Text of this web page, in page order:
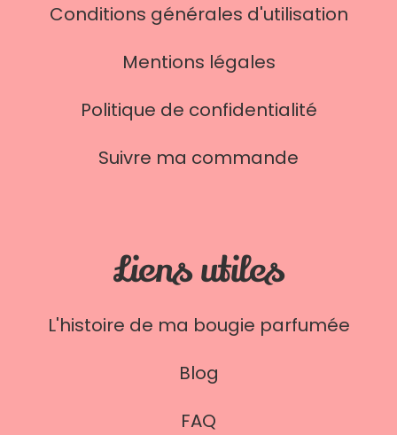
Conditions générales d'utilisation
Mentions légales
Politique de confidentialité
Suivre ma commande
Liens utiles
L'histoire de ma bougie parfumée
Blog
FAQ